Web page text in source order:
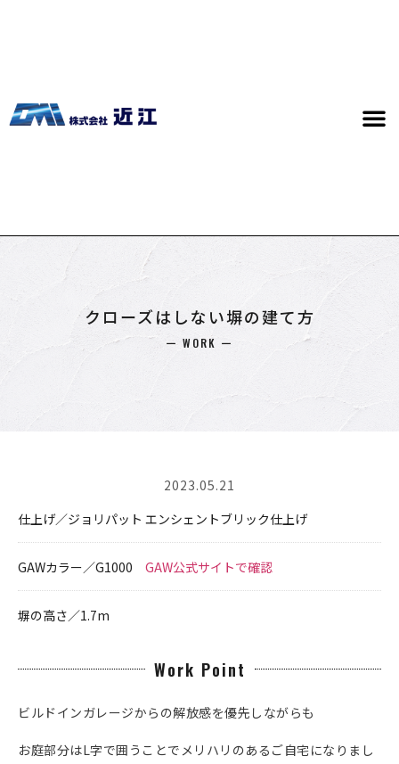
クローズはしない塀の建て方
ー WORK ー
2023.05.21
仕上げ／ジョリパット エンシェントブリック仕上げ
GAWカラー／G1000 GAW公式サイトで確認
塀の高さ／1.7m
Work Point
ビルドインガレージからの解放感を優先しながらも
お庭部分はL字で囲うことでメリハリのあるご自宅になりまし